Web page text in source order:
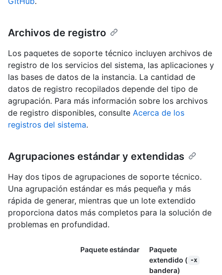
Archivos de registro
Los paquetes de soporte técnico incluyen archivos de
registro de los servicios del sistema, las aplicaciones y
las bases de datos de la instancia. La cantidad de
datos de registro recopilados depende del tipo de
agrupación. Para más información sobre los archivos
de registro disponibles, consulte Acerca de los
registros del sistema.
Agrupaciones estándar y extendidas
Hay dos tipos de agrupaciones de soporte técnico.
Una agrupación estándar es más pequeña y más
rápida de generar, mientras que un lote extendido
proporciona datos más completos para la solución de
problemas en profundidad.
Paquete estándar
Paquete
extendido ( -x
bandera)